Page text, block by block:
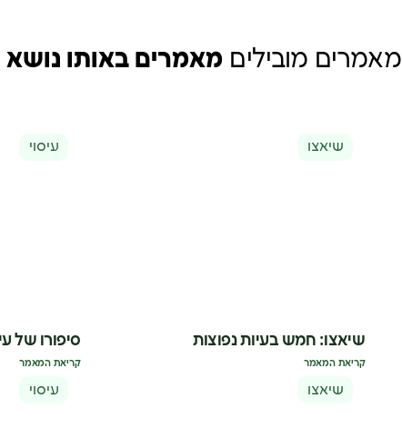
מאמרים מובילים מאמרים באותו נושא
שיאצו
שיאצו: חמש בעיות נפוצות
קריאת המאמר
עיסוי
סיפורו של
קריאת המאמר
שיאצו עיסוי